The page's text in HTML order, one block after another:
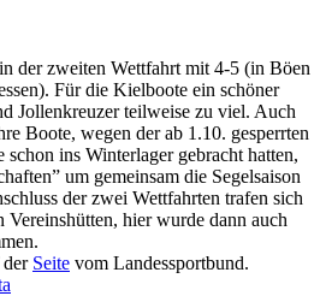
der zweiten Wett­fahrt mit 4-5 (in Böen
Für die Kiel­boote ein schöner
Jollen­kreuzer teilweise zu viel. Auch
Boote, wegen der ab 1.10. gesperrten
schon ins Winter­lager gebracht hatten,
um gemeinsam die Segel­saison
der zwei Wett­fahrten trafen sich
Vereins­hütten, hier wurde dann auch
der Seite vom Landessportbund.